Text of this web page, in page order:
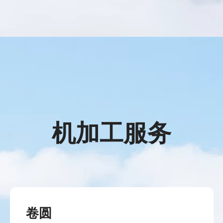
机加工服务
卷圆